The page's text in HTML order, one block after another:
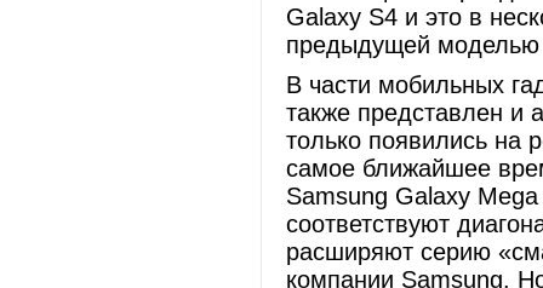
Galaxy S4 и это в
предыдущей моделью
В части мобильных
также представлен и
только появились на
самое ближайшее
Samsung Galaxy
соответствуют
расширяют серию
компании Samsung.